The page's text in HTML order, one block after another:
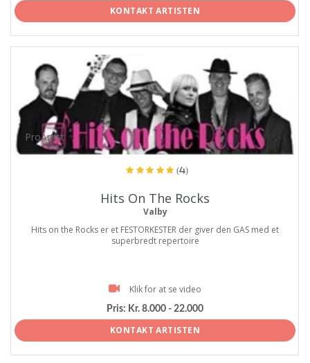
KONTAKT ARTISTEN
ProArtist
(4)
Hits On The Rocks
Valby
Hits on the Rocks er et FESTORKESTER der giver den GAS med et
superbredt repertoire
Klik for at se video
Pris: Kr. 8.000 - 22.000
KONTAKT ARTISTEN